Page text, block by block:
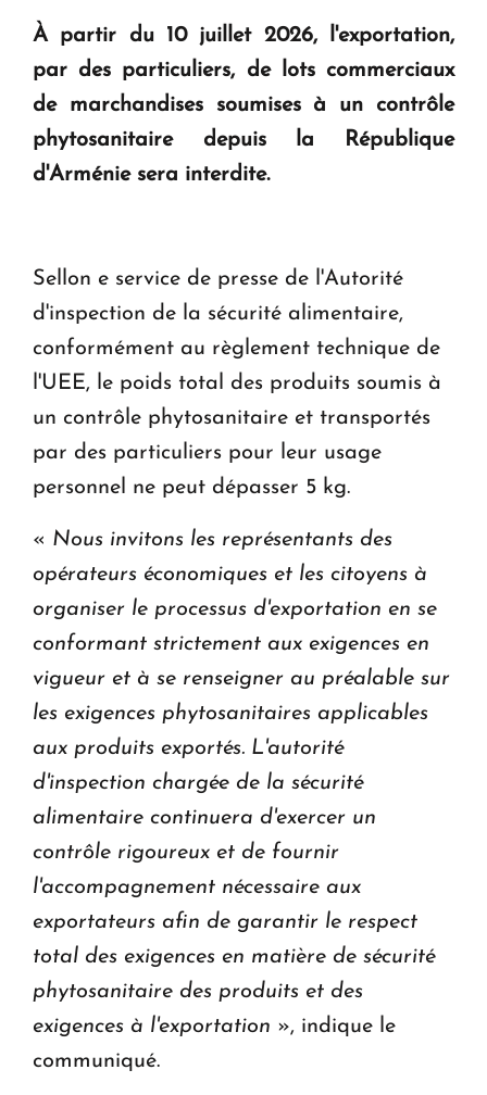
" Tant qu'il n'existe pas d'alternative concrète, la
question d'un référendum ne se pose pas. "
en Arménie
À partir du 10 juillet 2026, l'exportation,
par des particuliers, de lots commerciaux
de marchandises soumises à un contrôle
phytosanitaire depuis la République
d'Arménie sera interdite.
Sellon e service de presse de l'Autorité
d'inspection de la sécurité alimentaire,
conformément au règlement technique de
l'UEE, le poids total des produits soumis à
un contrôle phytosanitaire et transportés
par des particuliers pour leur usage
personnel ne peut dépasser 5 kg.
« Nous invitons les représentants des
opérateurs économiques et les citoyens à
organiser le processus d'exportation en se
conformant strictement aux exigences en
vigueur et à se renseigner au préalable sur
les exigences phytosanitaires applicables
aux produits exportés. L'autorité
d'inspection chargée de la sécurité
alimentaire continuera d'exercer un
contrôle rigoureux et de fournir
l'accompagnement nécessaire aux
exportateurs afin de garantir le respect
total des exigences en matière de sécurité
phytosanitaire des produits et des
exigences à l'exportation », indique le
communiqué.